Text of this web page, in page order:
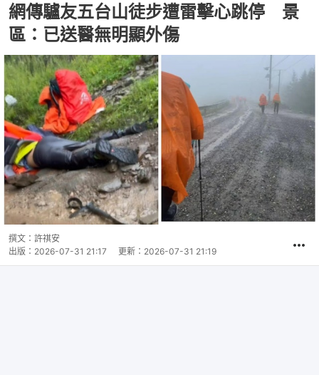
網傳驢友五台山徒步遭雷擊心跳停 景
區：已送醫無明顯外傷
撰文： 許祺安
出版： 2026-07-31 21:17 更新： 2026-07-31 21:19